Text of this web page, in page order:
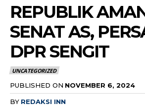
REPUBLIK
SENAT AS,
DPR SENGIT
UNCATEGORIZED
PUBLISHED ON NOVEMBER 6, 2024
BY REDAKSI INN